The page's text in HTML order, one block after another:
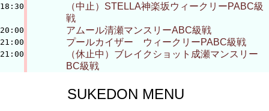
18:30
（中止）STELLA神楽坂ウィークリーPABC級
戦
20:00 アムール清瀬マンスリーABC級戦
21:00 プールカイザー ウィークリーPABC級戦
21:00
（休止中）ブレイクショット成瀬マンスリー
BC級戦
SUKEDON MENU